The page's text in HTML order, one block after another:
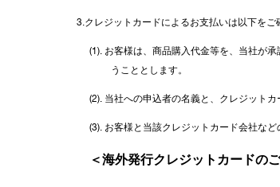
3.クレジットカードによるお支払いは以下をご
(1). お客様は、商品購入代金等を、当社が
うこととします。
(2). 当社への申込者の名義と、クレジット
(3). お客様と当該クレジットカード会社な
＜海外発行クレジットカードの